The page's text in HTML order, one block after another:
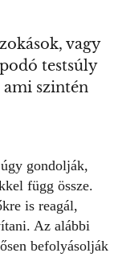
vagy
testsúly
ami szintén
gondolják,
függ össze.
is reagál,
Az alábbi
befolyásolják